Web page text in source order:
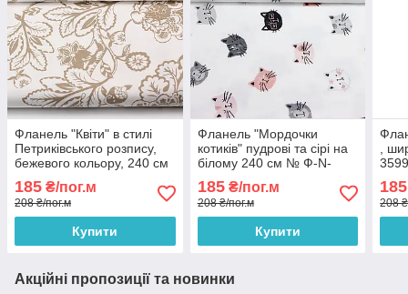
Фланель "Квіти" в стилі
Петриківського розпису,
бежевого кольору, 240 см
№ Ф-F-3569
185 ₴/пог.м
208 ₴/пог.м
Купити
Фланель "Мордочки
котиків" пудрові та сірі на
білому 240 см № Ф-N-
3590
185₴/пог.м
208 ₴/пог.м
Купити
,
185
208
Акційні пропозиції та новинки